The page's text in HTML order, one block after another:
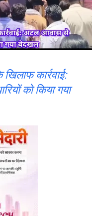
कार्रवाई:
को किया गया